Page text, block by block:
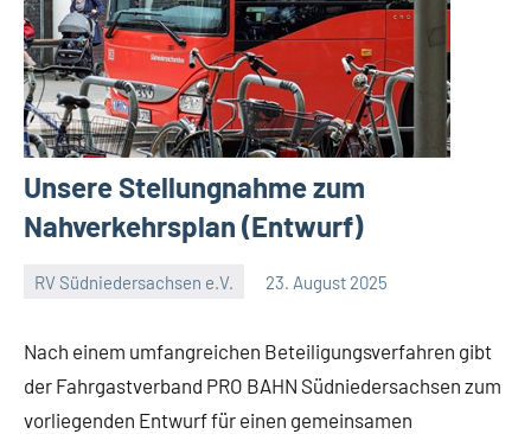
Unsere Stellungnahme zum
Nahverkehrsplan (Entwurf)
RV Südniedersachsen e.V. 23. August 2025
e.V.
Nach einem umfangreichen Beteiligungsverfahren gibt
der Fahrgastverband PRO BAHN Südniedersachsen zum
vorliegenden Entwurf für einen gemeinsamen